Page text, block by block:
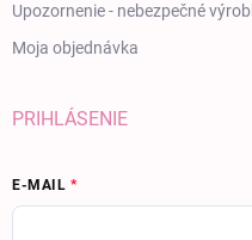
Upozornenie - nebezpečné
Moja objednávka
PRIHLÁSENIE
E-MAIL